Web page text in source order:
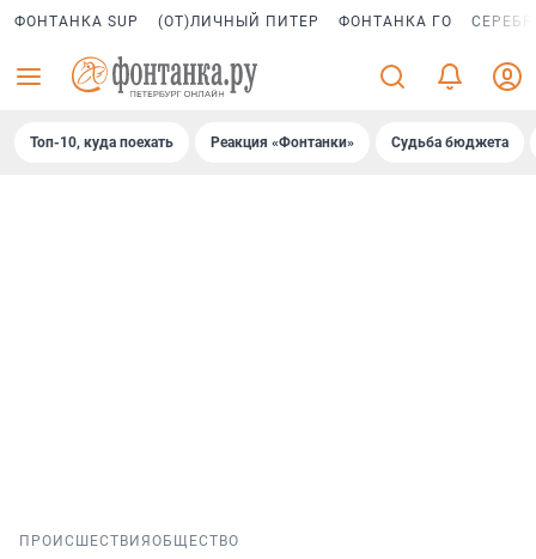
ФОНТАНКА SUP (ОТ)ЛИЧНЫЙ ПИТЕР ФОНТАНКА ГО
Топ-10, куда поехать Реакция «Фонтанки» Судьба бюджета
ПРОИСШЕСТВИЯ ОБЩЕСТВО